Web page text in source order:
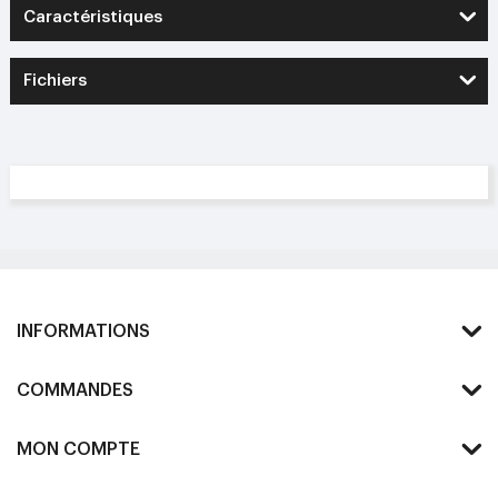
Caractéristiques
Fichiers
INFORMATIONS
COMMANDES
MON COMPTE